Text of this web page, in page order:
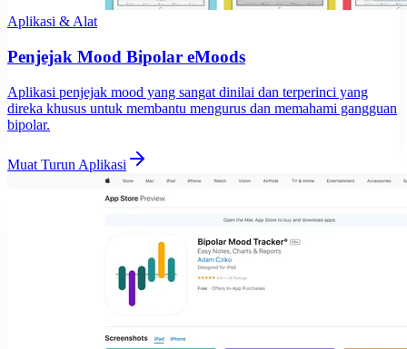
Aplikasi & Alat
Penjejak Mood Bipolar eMoods
Aplikasi penjejak mood yang sangat dinilai dan terperinci yang
direka khusus untuk membantu mengurus dan memahami gangguan
bipolar.
Muat Turun Aplikasi